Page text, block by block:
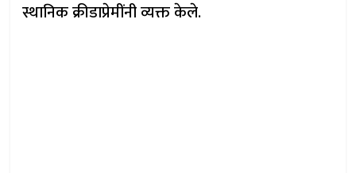
स्थानिक क्रीडाप्रेमींनी व्यक्त केले.